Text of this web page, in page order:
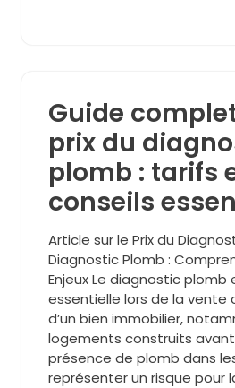
Guide
prix du
plomb : tarifs
conseils
Article sur le Prix du
Diagnostic Plomb :
Enjeux Le diagnostic
essentielle lors de la vente
d’un bien immobilier,
logements construits avant
présence de plomb dans
représenter un risque pour